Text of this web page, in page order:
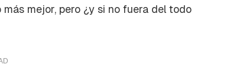
mejor, pero ¿y si no fuera del todo